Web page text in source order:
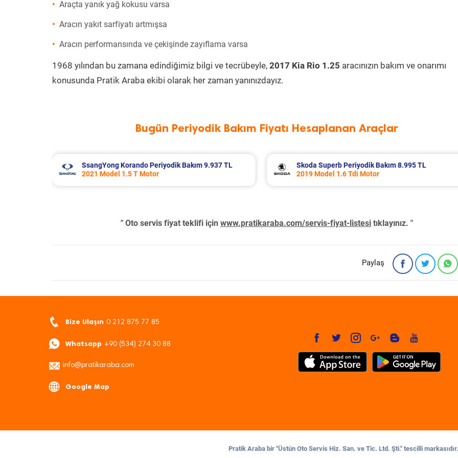
Araçta yanık yağ kokusu varsa
Aracın yakıt sarfiyatı artmışsa
Aracın performansında ve çekişinde zayıflama varsa
1968 yılından bu zamana edindiğimiz bilgi ve tecrübeyle, 2017 Kia Rio 1.25 aracınızın bakım ve onarımı
konusunda Pratik Araba ekibi olarak her zaman yanınızdayız.
Bugün Periyodik Bakım Fiyatı Hesaplanan Araçlar
Skoda Superb Periyodik Bakım 8.995 TL
2019 Model 1.6 Tdi Motor
Renault R 12 Periyodik Bakım 5.138 TL
2000 Model 1.4 Motor
" Oto servis fiyat teklifi için www.pratikaraba.com/servis-fiyat-listesi tıklayınız. "
Paylaş
Bize Ulaşın 0 212 875 77 85
Whatsapp +90 (534) 274 30 88
info@pratikaraba.com
Google Map
Pratik Araba bir "Üstün Oto Servis Hiz. San. ve Tic. Ltd. Şti." tescilli markasıdır.